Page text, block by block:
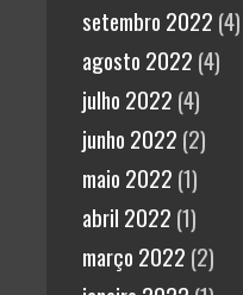
setembro 2022 (4)
agosto 2022 (4)
julho 2022 (4)
junho 2022 (2)
maio 2022 (1)
abril 2022 (1)
março 2022 (2)